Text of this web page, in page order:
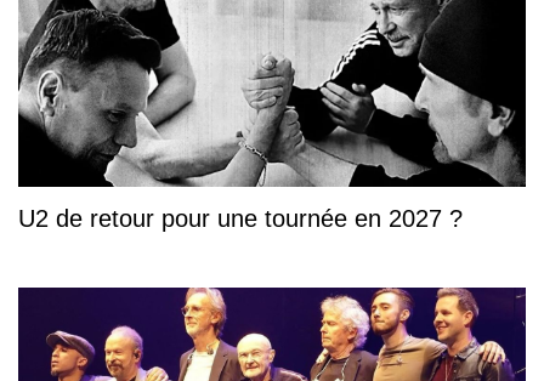
U2 de retour pour une tournée en 2027 ?